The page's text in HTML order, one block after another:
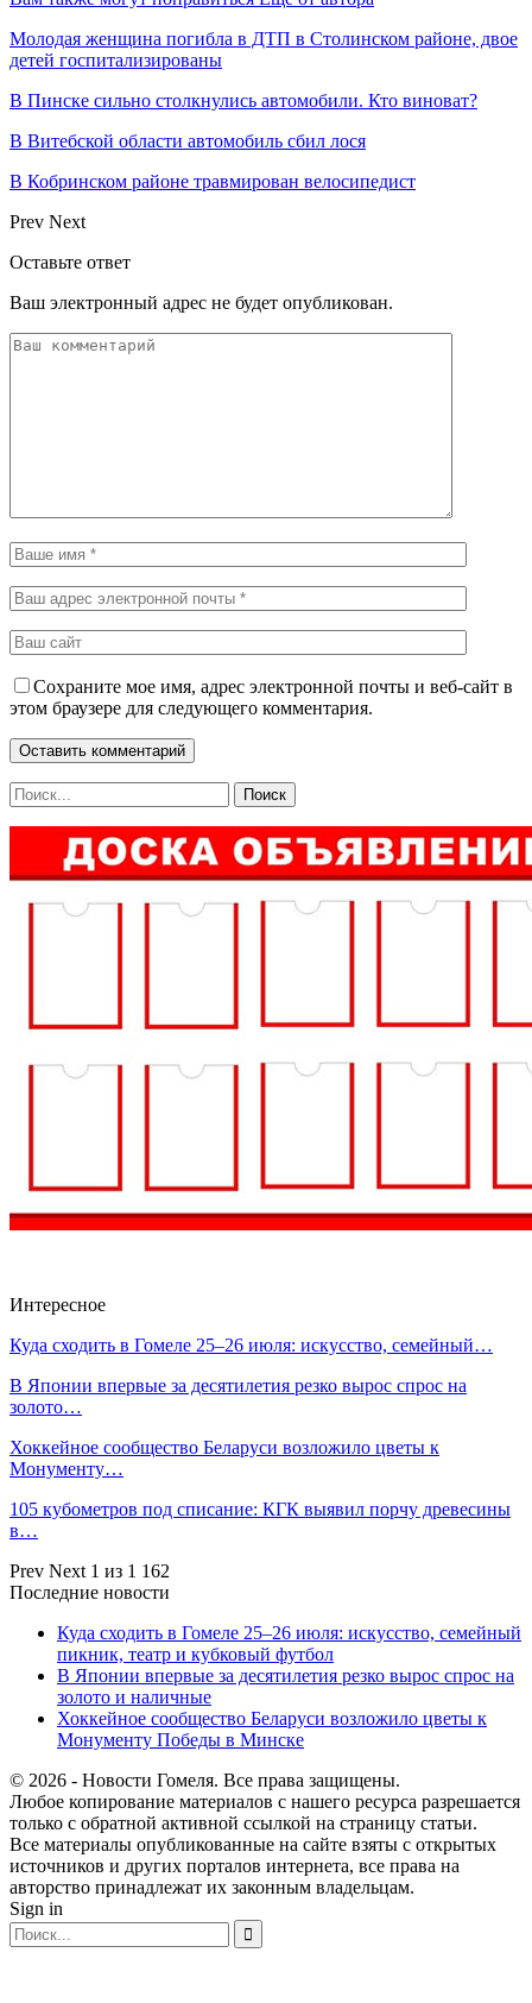
Молодая женщина погибла в ДТП в Столинском районе, двое
детей госпитализированы
В Пинске сильно столкнулись автомобили. Кто виноват?
В Витебской области автомобиль сбил лося
В Кобринском районе травмирован велосипедист
Prev Next
Оставьте ответ
Ваш электронный адрес не будет опубликован.
Сохраните мое имя, адрес электронной почты и веб-сайт в
этом браузере для следующего комментария.
Интересное
Куда сходить в Гомеле 25–26 июля: искусство, семейный…
В Японии впервые за десятилетия резко вырос спрос на
золото…
Хоккейное сообщество Беларуси возложило цветы к
Монументу…
105 кубометров под списание: КГК выявил порчу древесины
в…
Prev Next 1 из 1 162
Последние новости
Куда сходить в Гомеле 25–26 июля: искусство, семейный
пикник, театр и кубковый футбол
В Японии впервые за десятилетия резко вырос спрос на
золото и наличные
Хоккейное сообщество Беларуси возложило цветы к
Монументу Победы в Минске
© 2026 - Новости Гомеля. Все права защищены.
Любое копирование материалов с нашего ресурса разрешается
только с обратной активной ссылкой на страницу статьи.
Все материалы опубликованные на сайте взяты с открытых
источников и других порталов интернета, все права на
авторство принадлежат их законным владельцам.
Sign in